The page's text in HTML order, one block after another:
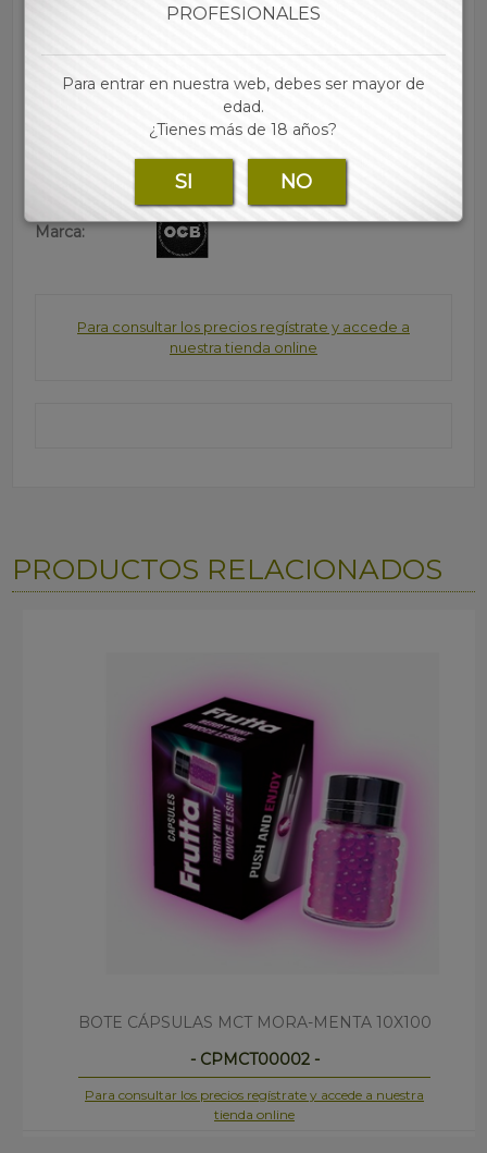
• 5,7 mm de diámetro
• El cajón 30 estuches
• Las mejores marcas de papel, tubos, filtros y
accesorios para tu estanco lo encontraras en nuestra
Marca:
Para consultar los precios regístrate y accede a
nuestra tienda online
PRODUCTOS RELACIONADOS
BOTE CÁPSULAS MCT MORA-MENTA 10X100
- CPMCT00002 -
Para consultar los precios regístrate y accede a nuestra
tienda online
PROFESIONALES
Para entrar en nuestra web, debes ser mayor de
edad.
¿Tienes más de 18 años?
SI NO